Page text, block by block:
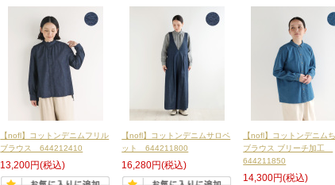
【nofl】コットンデニムフリル
ブラウス 644212410
13,200円(税込)
【nofl】コットンデニムサロペ
ット 644211800
16,280円(税込)
【nofl】コットンデニム
ブラウス ブリーチ加工
644211850
14,300円(税込)